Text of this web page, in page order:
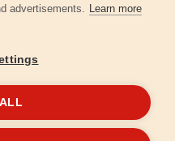
jog fenntartva
advertisements. Learn more